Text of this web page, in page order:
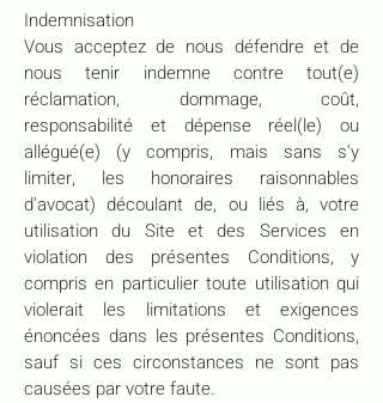
Indemnisation
Vous acceptez de nous défendre et de
nous tenir indemne contre tout(e)
réclamation, dommage, coût,
responsabilité et dépense réel(le) ou
allégué(e) (y compris, mais sans s'y
limiter, les honoraires raisonnables
d'avocat) découlant de, ou liés à, votre
utilisation du Site et des Services en
violation des présentes Conditions, y
compris en particulier toute utilisation qui
violerait les limitations et exigences
énoncées dans les présentes Conditions,
sauf si ces circonstances ne sont pas
causées par votre faute.